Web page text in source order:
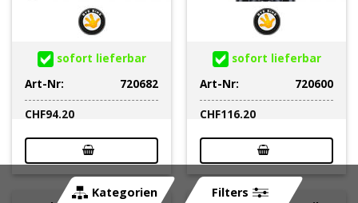
Kategorien Filters
sofort lieferbar
Art-Nr:
720682
CHF94.20
sofort lieferbar
Art-Nr:
720600
CHF116.20